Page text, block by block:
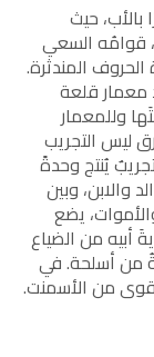
حيث
قوامُه السعي
المندثرة.
معمار قلعة
وللمعمار
ليس التجريب
يُنتج وحدةً
والابن، وبين
يضع
أبيه من الضياع
من أسلحة. في
من الأسمنت.